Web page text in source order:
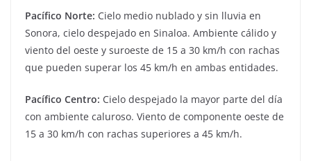
Pacífico Norte: Cielo medio nublado y sin lluvia en
Sonora, cielo despejado en Sinaloa. Ambiente cálido y
viento del oeste y suroeste de 15 a 30 km/h con rachas
que pueden superar los 45 km/h en ambas entidades.
Pacífico Centro: Cielo despejado la mayor parte del día
con ambiente caluroso. Viento de componente oeste de
15 a 30 km/h con rachas superiores a 45 km/h.